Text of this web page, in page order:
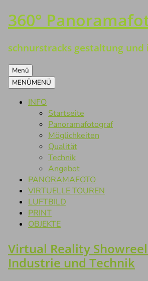
Zum
Inhalt
360°
schnurstracks gestaltung
Menü
MENÜMENÜ
INFO
Startseite
Panoramafotograf
Möglichkeiten
Qualität
Technik
Angebot
PANORAMAFOTO
VIRTUELLE TOUREN
LUFTBILD
PRINT
OBJEKTE
Virtual Reality
Industrie und Technik